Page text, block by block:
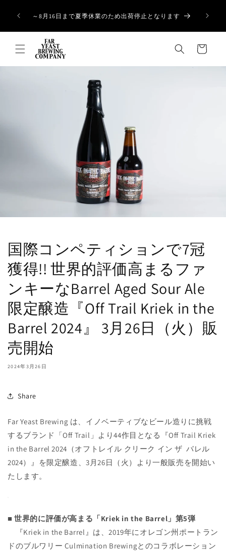
ンツに
進む
～8月16日まで夏季休業のため出荷停止となります
ー
国際コンペティションで7冠
獲得!! 世界的評価高まるファ
ンキーなBarrel Aged Sour Ale
限定醸造『Off Trail Kriek in the
Barrel 2024』 3月26日（火）販
売開始
2024年3月26日
Share
Far Yeast Brewing は、 イノベーティブなビール造りに挑戦
するブランド「Off Trail」より44作目となる
『Off Trail Kriek
in the Barrel 2024（オフトレイル クリーク イン ザ バレル
2024）』を限定醸造、3月26日（火）より一般販売を開始い
たします。
■ 世界的に評価が高まる「Kriek in the Barrel」第5弾
『Kriek in the Barrel』は、2019年にオレゴン州ポートラン
ドのブルワリー Culmination Brewingとのコラボレーション